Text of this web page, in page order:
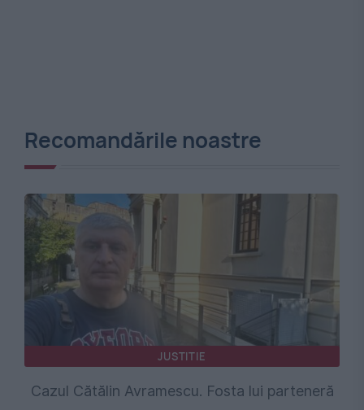
Recomandările noastre
JUSTITIE
Cazul Cătălin Avramescu. Fosta lui parteneră